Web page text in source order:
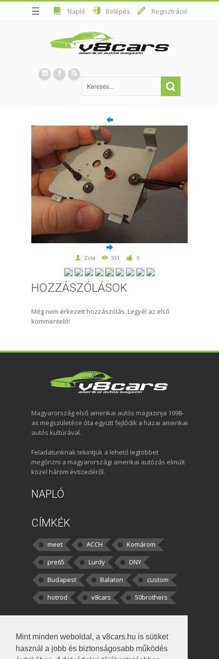
Mint minden weboldal, a v8cars.hu is sütiket
használ a jobb és biztonságosabb működés
☰ Napló Belépés Regisztráció
Zola 551 0
HOZZÁSZÓLÁSOK
Még nem érkezett hozzászólás. Legyél az első
kommentelő!
Magyarország első amerikai autós magazinja 1998-
as megszületése óta együtt fejlődik a hazai amerikai
autós kultúrával.
Feladatunknak tekintjük a lehető legtöbbet
megőrizni a magyarországi amerikai autózás elmúlt
közel három évtizedéről.
NAPLÓ
CÍMKÉK
meet ACCH
Komárom
pre65
Lurdy
DNY
Budapest
Balaton
custom
hotrod
v8cars 50brothers
kortisz:Elszúrtam! Én csak két
darabbaal számoltam. Nem tudtam, hogy fél autót,